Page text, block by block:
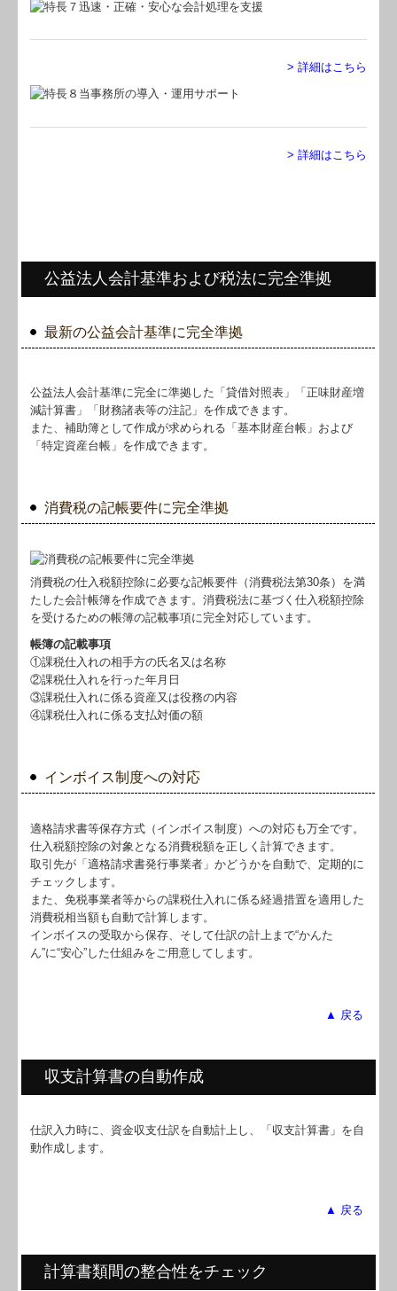
個人情報保護法について
> 詳細はこちら
> 詳細はこちら
公益法人会計基準および税法に完全準拠
最新の公益会計基準に完全準拠
公益法人会計基準に完全に準拠した「貸借対照表」「正味財産増
減計算書」「財務諸表等の注記」を作成できます。
また、補助簿として作成が求められる「基本財産台帳」および
「特定資産台帳」を作成できます。
消費税の記帳要件に完全準拠
消費税の仕入税額控除に必要な記帳要件（消費税法第30条）を満
たした会計帳簿を作成できます。消費税法に基づく仕入税額控除
を受けるための帳簿の記載事項に完全対応しています。
帳簿の記載事項
①課税仕入れの相手方の氏名又は名称
②課税仕入れを行った年月日
③課税仕入れに係る資産又は役務の内容
④課税仕入れに係る支払対価の額
インボイス制度への対応
適格請求書等保存方式（インボイス制度）への対応も万全です。
仕入税額控除の対象となる消費税額を正しく計算できます。
取引先が「適格請求書発行事業者」かどうかを自動で、定期的に
チェックします。
また、免税事業者等からの課税仕入れに係る経過措置を適用した
消費税相当額も自動で計算します。
インボイスの受取から保存、そして仕訳の計上まで“かんた
ん”に“安心”した仕組みをご用意してします。
▲ 戻る
収支計算書の自動作成
仕訳入力時に、資金収支仕訳を自動計上し、「収支計算書」を自
動作成します。
▲ 戻る
計算書類間の整合性をチェック